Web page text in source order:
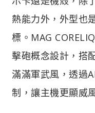
熱能力外，外型也
標。MAG
擊砲概念設計，搭
滿滿軍武風，透過
制，讓主機更顯威